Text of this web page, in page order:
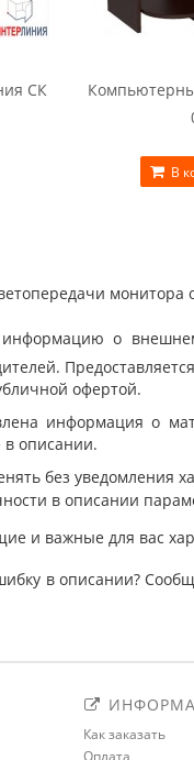
СК
В
монитора
информацию о
офертой.
информация о
описании.
без уведомления
в описании
и важные для вас
в описании?
Как заказать
Оплата